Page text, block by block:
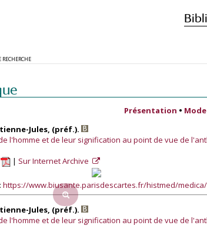
RECHERCHE
Présentation •
Jules, (préf.).
l'homme et de leur signification au point de vue de
Sur Internet Archive
https://www.biusante.parisdescartes.fr/histmed/medica/
Jules, (préf.).
l'homme et de leur signification au point de vue de